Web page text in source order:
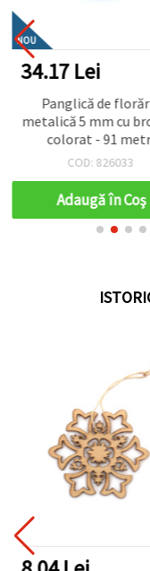
NOU
34.17 Lei
Panglică de
metalică 5 mm cu
colorat - 91
COD: 826033
Adaugă în Coş